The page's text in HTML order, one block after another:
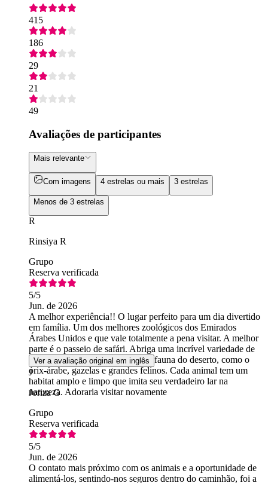
415
186
29
21
49
Avaliações de participantes
Mais relevante
Com imagens 4 estrelas ou mais 3 estrelas
Menos de 3 estrelas
R
Rinsiya R
Grupo
Reserva verificada
5/5
Jun. de 2026
A melhor experiência!! O lugar perfeito para um dia divertido
em família. Um dos melhores zoológicos dos Emirados
Árabes Unidos e que vale totalmente a pena visitar. A melhor
parte é o passeio de safári. Abriga uma incrível variedade de
animais, especialmente a incrível fauna do deserto, como o
órix-árabe, gazelas e grandes felinos. Cada animal tem um
habitat amplo e limpo que imita seu verdadeiro lar na
natureza. Adoraria visitar novamente
Ver a avaliação original em inglês
J
Joriza G
Grupo
Reserva verificada
5/5
Jun. de 2026
O contato mais próximo com os animais e a oportunidade de
alimentá-los, sentindo-nos seguros dentro do caminhão, foi a